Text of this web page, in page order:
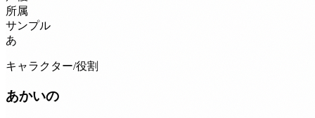
所属
サンプル
あ
キャラクター/役割
あかいの